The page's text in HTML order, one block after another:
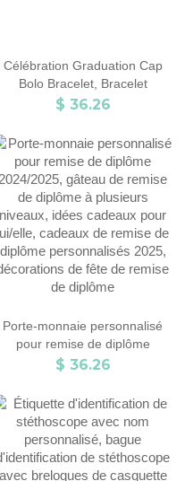
Célébration Graduation Cap
Bolo Bracelet, Bracelet
Réglable, Bracelet Bolo avec
Graduation pour
Diplômé/Camarade/Ami
$ 36.26
Porte-monnaie personnalisé
pour remise de diplôme
2024/2025, gâteau de remise
idées cadeaux pour lui/elle,
cadeaux de remise de diplôme
personnalisés 2025,
décorations de fête de remise
de diplôme
$ 36.26